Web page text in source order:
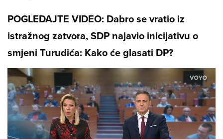
POGLEDAJTE VIDEO: Dabro se vratio iz
istražnog zatvora, SDP najavio inicijativu o
smjeni Turudića: Kako će glasati DP?